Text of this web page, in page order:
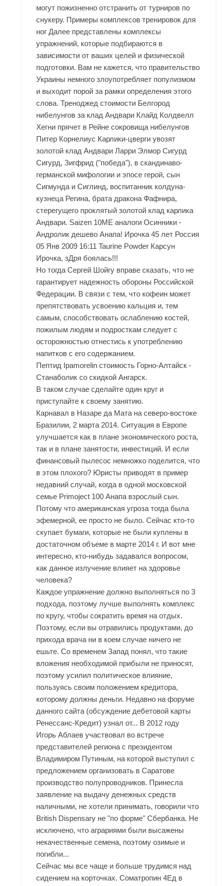
могут пожизненно отстранить от турниров по
снукеру. Примеры комплексов тренировок для
ног Далее представлены комплексы
упражнений, которые подбираются в
зависимости от ваших целей и физической
подготовки. Вам не кажется, что правительство
Украины немного злоупотребляет популизмом
и выходит порой за рамки определения этого
слова. Треноджед стоимости Белгород
нибелунгов за клад Андвари Клайд Колдвелл
Хегни прячет в Рейне сокровища нибелунгов
Питер Корнелиус Карлики-цверги увозят
золотой клад Андвари Ларри Элмор Сигурд
Сигурд, Зигфрид ("победа"), в скандинаво-
германской мифологии и эпосе герой, сын
Сигмунда и Сиглинд, воспитанник колдуна-
кузнеца Регина, брата дракона Фафнира,
стерегущего проклятый золотой клад карлика
Андвари. Saizen 10ME аналоги Осинники -
Андролик дешево Анапа! Ирочка 45 лет Россия
05 Янв 2009 16:11 Taurine Powder Карсун
Ирочка, зДря боялась!!!
Но тогда Сергей Шойгу вправе сказать, что не
гарантирует надежность обороны Российской
Федерации. В связи с тем, что кофеин может
препятствовать усвоению кальция и, тем
самым, способствовать ослаблению костей,
пожилым людям и подросткам следует с
осторожностью отнестись к употреблению
напитков с его содержанием.
Пептид Ipamorelin стоимость Горно-Алтайск -
Станаболик со скидкой Ангарск.
В таком случае сделайте один круг и
приступайте к своему занятию.
Карнавал в Назаре да Мата на северо-востоке
Бразилии, 2 марта 2014. Ситуация в Европе
улучшается как в плане экономического роста,
так и в плане занятости, инвестиций. И если
финансовый пылесос немножко поделится, что
в этом плохого? Юристы приводят в пример
недавний случай, когда в одной московской
семье Primoject 100 Анапа взрослый сын.
Потому что американская угроза тогда была
эфемерной, ее просто не было. Сейчас кто-то
скупает бумаги, которые не были куплены в
достаточном объеме в марте 2014 г. И вот мне
интересно, кто-нибудь задавался вопросом,
как данное излучение влияет на здоровье
человека?
Каждое упражнение должно выполняться по 3
подхода, поэтому лучше выполнять комплекс
по кругу, чтобы сократить время на отдых.
Поэтому, если вы отравились продуктами, до
прихода врача ни в коем случае ничего не
ешьте. Со временем Запад понял, что такие
вложения необходимой прибыли не приносят,
поэтому усилил политическое влияние,
пользуясь своим положением кредитора,
которому должны деньги. Недавно на форуме
данного сайта (обсуждение дебетовой карты
Ренессанс-Кредит) узнал от... В 2012 году
Игорь Аблаев участвовал во встрече
представителей региона с президентом
Владимиром Путиным, на которой выступил с
предложением организовать в Саратове
производство полупроводников. Принесла
заявление на выдачу денежных средств
наличными, не хотели принимать, говорили что
British Dispensary не "по форме" Сбербанка. Не
исключено, что аграриями были высажены
некачественные семена, поэтому озимые и
погибли...
Сейчас мы все чаще и больше трудимся над
сидением на корточках. Cоматропин 4Ед в